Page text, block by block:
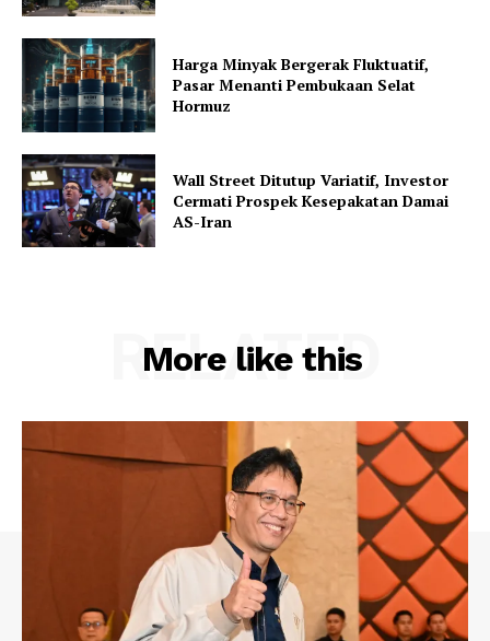
Harga Minyak Bergerak Fluktuatif,
Pasar Menanti Pembukaan Selat
Hormuz
Wall Street Ditutup Variatif, Investor
Cermati Prospek Kesepakatan Damai
AS-Iran
More like this
RELATED